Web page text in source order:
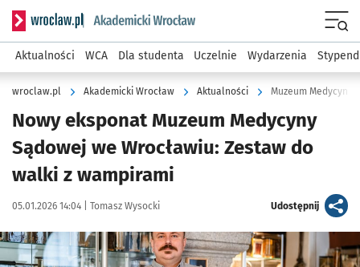
Serwis informacyjny wroclaw.pl podserwis: Akademicki
Aktualności WCA Dla studenta Uczelnie Wydarzenia
wroclaw.pl Akademicki Wrocław Aktualności Muzeum Medycyny
Nowy eksponat Muzeum Medycyny
Sądowej we Wrocławiu: Zestaw do
walki z wampirami
Data publikacji:
05.01.2026 14:04 | Autor:
Tomasz Wysocki Udostępnijartykuł
Kliknij, aby powiększyć